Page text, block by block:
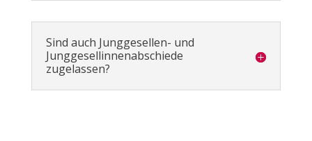
Sind auch Junggesellen- und
Junggesellinnenabschiede
zugelassen?